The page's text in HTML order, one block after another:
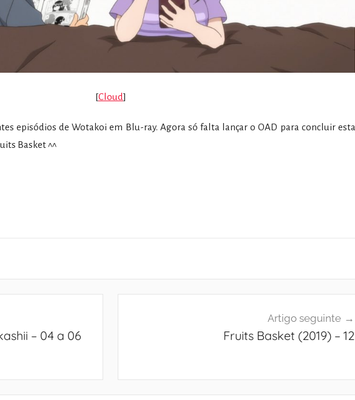
[Cloud]
episódios de Wotakoi em Blu-ray. Agora só falta lançar o OAD para concluir esta
Basket ^^
– 04 a 06
Artigo seguinte
Fruits Basket (2019) – 12